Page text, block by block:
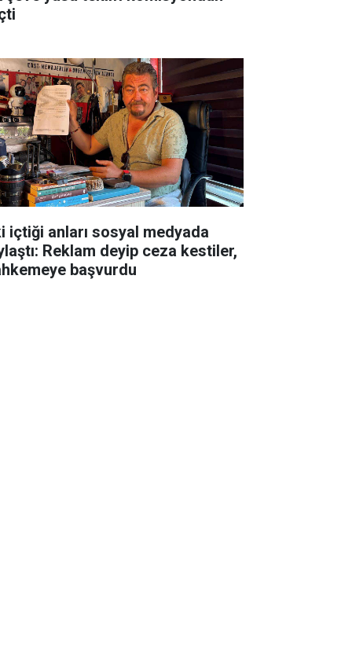
içtiği anları sosyal medyada
Reklam deyip ceza kestiler,
başvurdu